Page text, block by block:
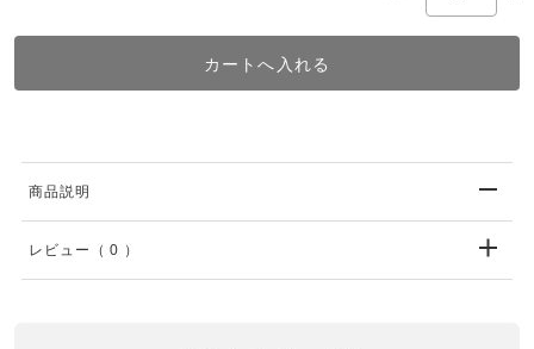
商品説明
レビュー （ 0 ）